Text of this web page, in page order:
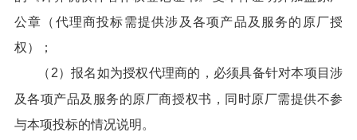
公章（代理商投标需提供涉及各项产品及服务的原厂授
权）；
（2）报名如为授权代理商的，必须具备针对本项目涉
及各项产品及服务的原厂商授权书，同时原厂需提供不参
与本项投标的情况说明。